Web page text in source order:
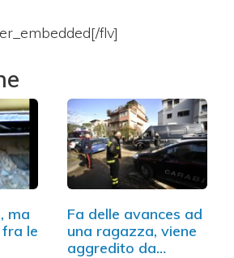
flv]
ma
le
Fa delle avances ad
una ragazza, viene
aggredito da…